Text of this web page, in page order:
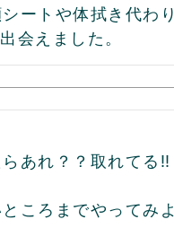
ートや体拭き代わり
会えました。
あれ？？取れてる‼︎
ころまでやってみよ